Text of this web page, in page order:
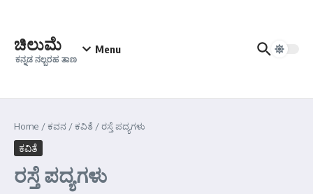
ಚಿಲುಮೆ
ಕನ್ನಡ ನಲ್ಬರಹ ತಾಣ
Menu
Home /ಕವನ /ಕವಿತೆ /ರಸ್ತೆ ಪದ್ಯಗಳು
ಕವಿತೆ
ರಸ್ತೆ ಪದ್ಯಗಳು